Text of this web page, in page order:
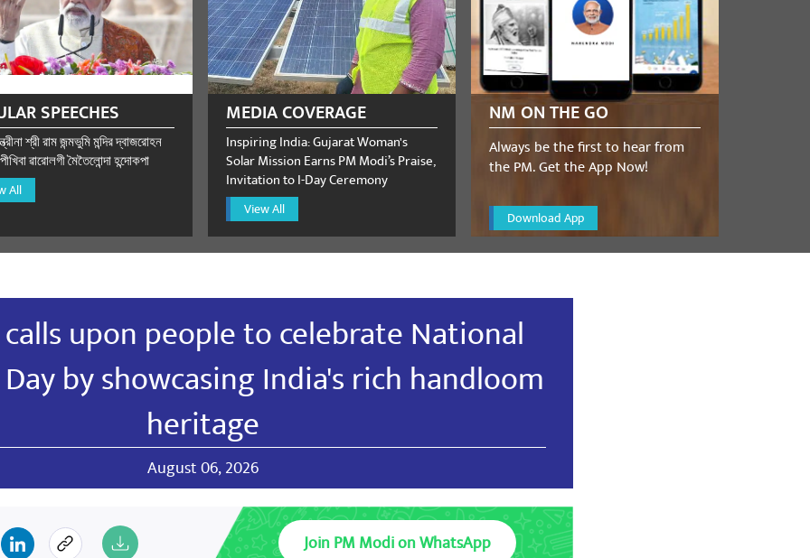
May 20, 2023
(484774) May 19, 2023
May 18, 2023
SPEECHES
শ্রী রাম জন্মভুমি মন্দির দ্বাজরোহন
ৱারোলগী মৈতৈলোন্দা হন্দোকপা
All
MEDIA COVERAGE
Inspiring India: Gujarat Woman's
Solar Mission Earns PM Modi’s Praise,
Invitation to I-Day Ceremony
View All
NM ON THE GO
Always be the first to hear from
the PM. Get the App Now!
Download App
upon people to celebrate National
by showcasing India's rich handloom
heritage
August 06, 2026
Join PM Modi on WhatsApp